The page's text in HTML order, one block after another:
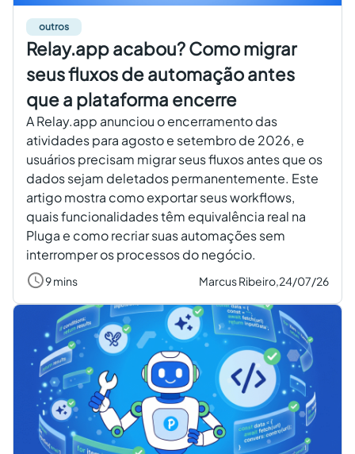
PT
outros
Relay.app acabou? Como migrar
seus fluxos de automação antes
que a plataforma encerre
A Relay.app anunciou o encerramento das
atividades para agosto e setembro de 2026, e
usuários precisam migrar seus fluxos antes que os
dados sejam deletados permanentemente. Este
artigo mostra como exportar seus workflows,
quais funcionalidades têm equivalência real na
Pluga e como recriar suas automações sem
interromper os processos do negócio.
9 mins Marcus Ribeiro,24/07/26